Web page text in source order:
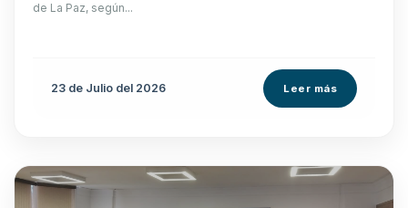
de La Paz, según...
23 de Julio del 2026 Leer más